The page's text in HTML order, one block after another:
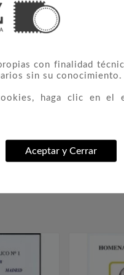
con finalidad
sin su conocimiento.
haga clic en el
Aceptar y Cerrar